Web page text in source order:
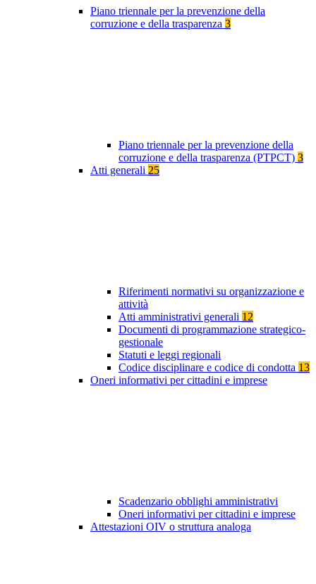
Piano triennale per la prevenzione della
corruzione e della trasparenza 3
Piano triennale per la prevenzione della
corruzione e della trasparenza (PTPCT) 3
Atti generali 25
Riferimenti normativi su organizzazione e
attività
Atti amministrativi generali 12
Documenti di programmazione strategico-
gestionale
Statuti e leggi regionali
Codice disciplinare e codice di condotta 13
Oneri informativi per cittadini e imprese
Scadenzario obblighi amministrativi
Oneri informativi per cittadini e imprese
Attestazioni OIV o struttura analoga